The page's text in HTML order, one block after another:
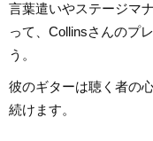
言葉遣いやステージマ
って、Collinsさんのプ
う。
彼のギターは聴く者の
続けます。